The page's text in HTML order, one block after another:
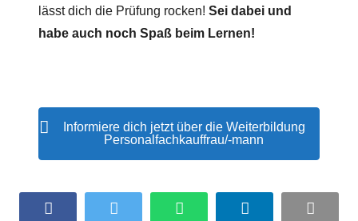
lässt dich die Prüfung rocken! Sei dabei und
habe auch noch Spaß beim Lernen!
Informiere dich jetzt über die Weiterbildung
Personalfachkauffrau/-mann